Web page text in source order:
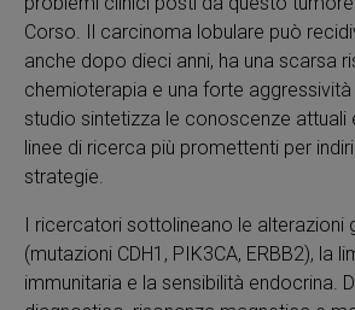
Corso. Il carcinoma lobulare può
anche dopo dieci anni, ha una scarsa
chemioterapia e una forte
studio sintetizza le conoscenze attuali
linee di ricerca più promettenti per
strategie.
I ricercatori sottolineano le alterazioni
(mutazioni CDH1, PIK3CA, ERBB2), la
immunitaria e la sensibilità endocrina.